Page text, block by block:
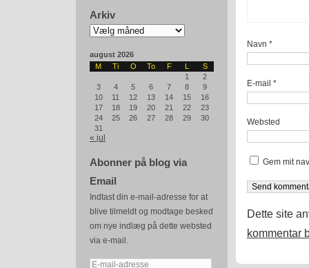
Arkiv
Arkiv
august 2026
M
Ti O To F L
S
1
2
3
4 5 6 7 8
9
10
11 12 13 14 15
16
17
18 19 20 21 22
23
24
25 26 27 28 29
30
31
« jul
Abonner på blog via
Email
Indtast din e-mail-adresse for at
blive tilmeldt og modtage besked
om nye indlæg på dette websted
via e-mail.
E-
Navn *
E-mail *
Websted
Gem mit
Dette site
kommentar